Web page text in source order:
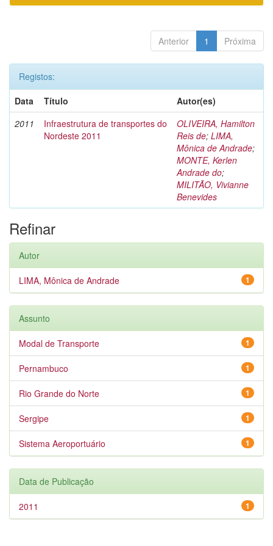
Anterior 1 Próxima
Registos:
Data
Título
Autor(es)
2011
Infraestrutura de transportes do
Nordeste 2011
OLIVEIRA, Hamilton
Reis de; LIMA,
Mônica de Andrade;
MONTE, Kerlen
Andrade do;
MILITÃO, Vivianne
Benevides
Refinar
Autor
1
LIMA, Mônica de Andrade
Assunto
1
Modal de Transporte
1
Pernambuco
1
Rio Grande do Norte
1
Sergipe
1
Sistema Aeroportuário
Data de Publicação
1
2011